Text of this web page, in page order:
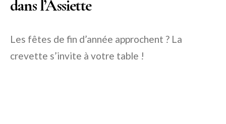
dans l’Assiette
Les fêtes de fin d’année approchent ? La
crevette s’invite à votre table !